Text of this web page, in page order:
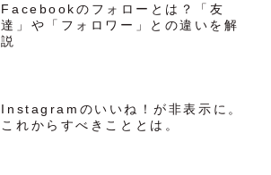
Facebookのフォローとは？「友
達」や「フォロワー」との違いを解
説
Instagramのいいね！が非表示に。
これからすべきこととは。